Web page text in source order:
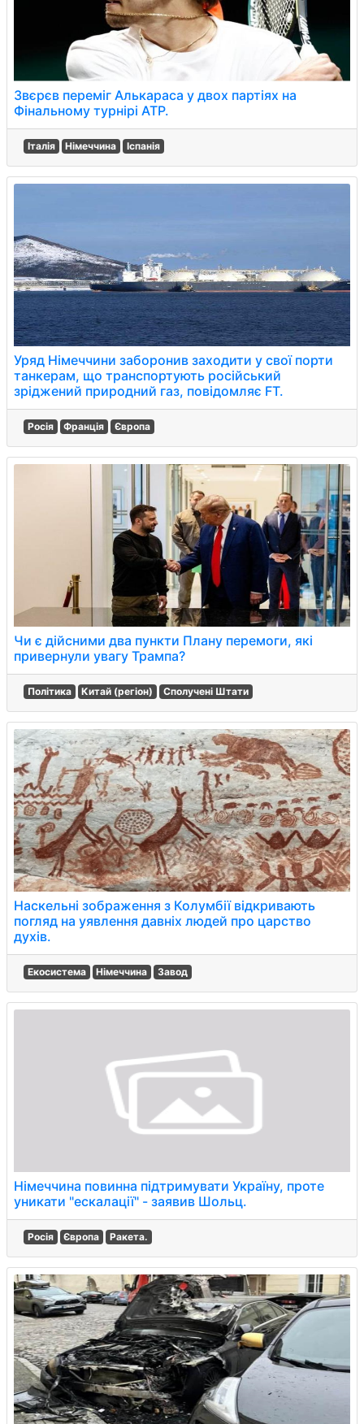
Звєрєв переміг Алькараса у двох партіях на
Фінальному турнірі ATP.
Італія Німеччина Іспанія
Уряд Німеччини заборонив заходити у свої порти
танкерам, що транспортують російський
зріджений природний газ, повідомляє FT.
Росія Франція Європа
Чи є дійсними два пункти Плану перемоги, які
привернули увагу Трампа?
Політика Китай (регіон) Сполучені Штати
Наскельні зображення з Колумбії відкривають
погляд на уявлення давніх людей про царство
духів.
Екосистема Німеччина Завод
Німеччина повинна підтримувати Україну, проте
уникати "ескалації" - заявив Шольц.
Росія Європа Ракета.